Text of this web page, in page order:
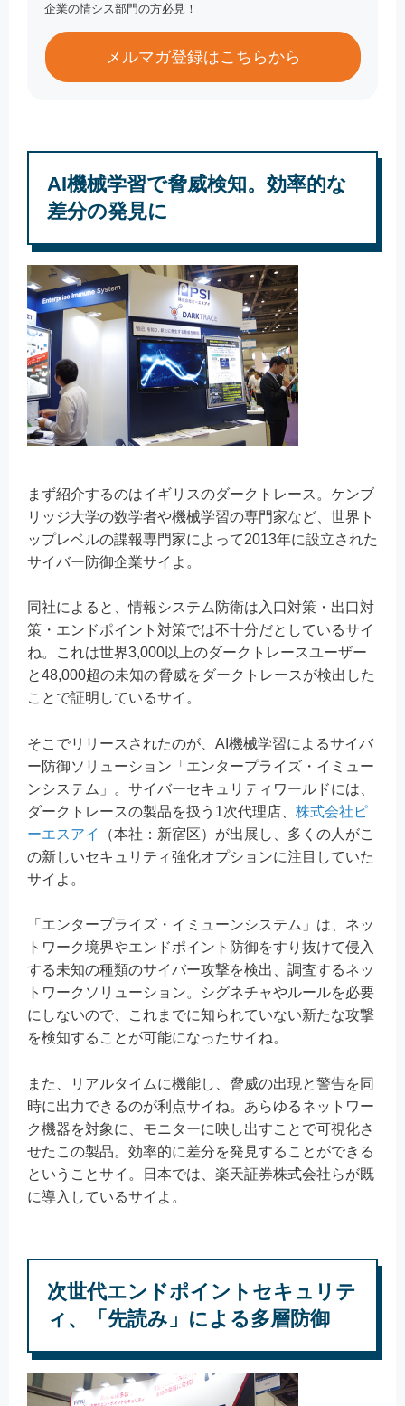
企業の情シス部門の方必見！
メルマガ登録はこちらから
AI機械学習で脅威検知。効率的な
差分の発見に
まず紹介するのはイギリスのダークトレース。ケンブ
リッジ大学の数学者や機械学習の専門家など、世界ト
ップレベルの諜報専門家によって2013年に設立された
サイバー防御企業サイよ。
同社によると、情報システム防衛は入口対策・出口対
策・エンドポイント対策では不十分だとしているサイ
ね。これは世界3,000以上のダークトレースユーザー
と48,000超の未知の脅威をダークトレースが検出した
ことで証明しているサイ。
そこでリリースされたのが、AI機械学習によるサイバ
ー防御ソリューション「エンタープライズ・イミュー
ンシステム」。サイバーセキュリティワールドには、
ダークトレースの製品を扱う1次代理店、 株式会社ピ
ーエスアイ
（本社：新宿区）が出展し、多くの人がこ
の新しいセキュリティ強化オプションに注目していた
サイよ。
「エンタープライズ・イミューンシステム」は、ネッ
トワーク境界やエンドポイント防御をすり抜けて侵入
する未知の種類のサイバー攻撃を検出、調査するネッ
トワークソリューション。シグネチャやルールを必要
にしないので、これまでに知られていない新たな攻撃
を検知することが可能になったサイね。
また、リアルタイムに機能し、脅威の出現と警告を同
時に出力できるのが利点サイね。あらゆるネットワー
ク機器を対象に、モニターに映し出すことで可視化さ
せたこの製品。効率的に差分を発見することができる
ということサイ。日本では、楽天証券株式会社らが既
に導入しているサイよ。
次世代エンドポイントセキュリテ
ィ、「先読み」による多層防御